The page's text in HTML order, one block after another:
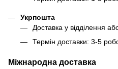
Укрпошта
Доставка у відділення
Термін доставки: 3-5
Міжнародна доставка